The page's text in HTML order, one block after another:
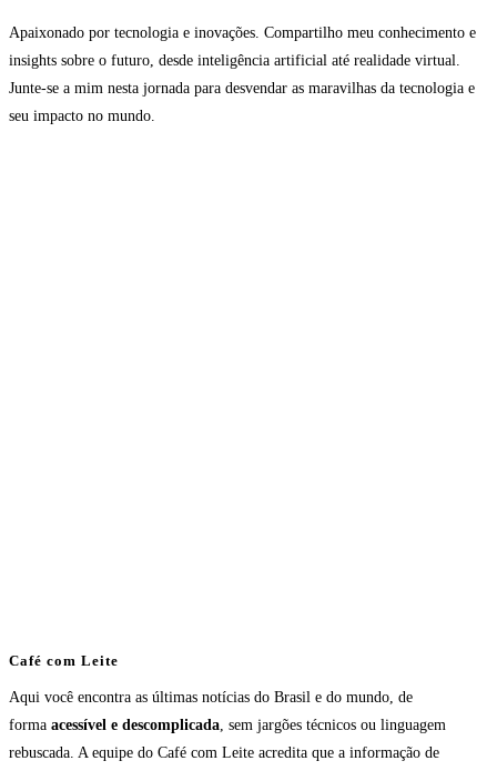
Apaixonado por tecnologia e inovações. Compartilho meu conhecimento e
insights sobre o futuro, desde inteligência artificial até realidade virtual.
Junte-se a mim nesta jornada para desvendar as maravilhas da tecnologia e
seu impacto no mundo.
Café com Leite
Aqui você encontra as últimas notícias do Brasil e do mundo, de
forma acessível e descomplicada, sem jargões técnicos ou linguagem
rebuscada. A equipe do Café com Leite acredita que a informação de